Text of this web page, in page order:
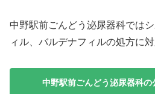
中野駅前ごんどう泌尿器科では
ィル、バルデナフィルの処方に対
中野駅前ごんどう泌尿器科の